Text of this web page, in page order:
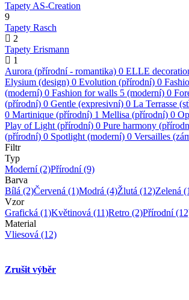
Tapety AS-Creation
9
Tapety Rasch
2
Tapety Erismann
1
Aurora (přírodní - romantika) 0 ELLE
Elysium (design) 0 Evolution (přírodní) 0
(moderní) 0 Fashion for walls 5 (moderní) 0
(přírodní) 0 Gentle (expresivní) 0 La Terrasse
0 Martinique (přírodní) 1 Mellisa (přírodní) 0
Play of Light (přírodní) 0 Pure harmony
(přírodní) 0 Spotlight (moderní) 0 Versailles
Filtr
Typ
Moderní(2)Přírodní(9)
Barva
Bílá (2)Červená (1)Modrá (4)Žlutá (12)Zelená
Vzor
Grafická (1)Květinová (11)Retro (2)Přírodní
Material
Vliesová (12)
Zrušit výběr